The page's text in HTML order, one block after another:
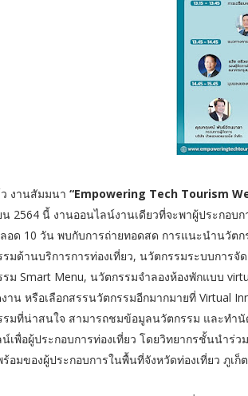
งานสัมมนา “Empowering Tech Tourism
2564 นี้ งานออนไลน์งานเดียวที่จะพาผู้ประกอบ
อด 10 วัน พบกับการถ่ายทอดสด การแนะนำนวัต
มด้านบริการการท่องเที่ยว, นวัตกรรมระบบการ
ม Smart Menu, นวัตกรรมจำลองห้องพักแบบ
าน หรือเลือกสรรนวัตกรรมอีกมากมายที่ Virtual
มที่น่าสนใจ สามารถชมข้อมูลนวัตกรรม และทำ
เพื่อผู้ประกอบการท่องเที่ยว โดยวิทยากรชั้นนำร่
อมของผู้ประกอบการในพื้นที่จังหวัดท่องเที่ยว ภูเ